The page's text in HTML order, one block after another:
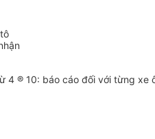
4 ® 10: báo cáo đối với từng xe